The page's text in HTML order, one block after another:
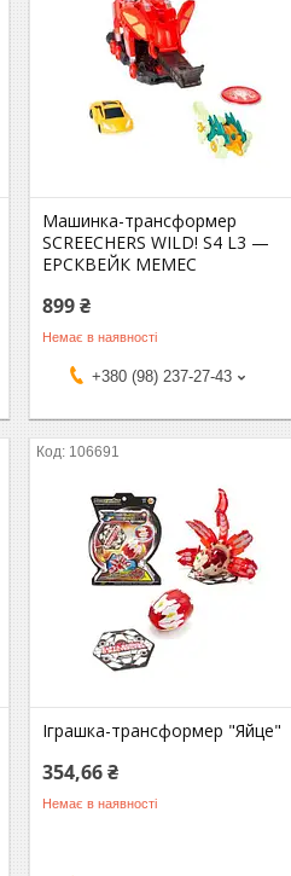
Машинка-трансформер
SCREECHERS WILD! S4 L3 —
ЕРСКВЕЙК МЕМЕС
899 ₴
Немає в наявності
+380 (98) 237-27-43
106691
Іграшка-трансформер "Яйце"
354,66 ₴
Немає в наявності